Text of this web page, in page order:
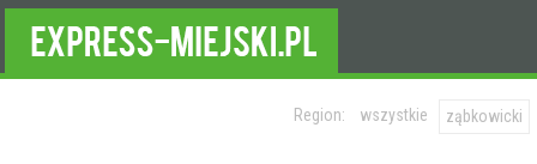
Region: wszystkie ząbkowicki